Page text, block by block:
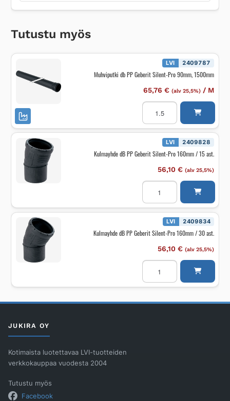
Tutustu myös
LVI 2409787
Muhviputki db PP Geberit Silent-Pro 90mm, 1500mm
65,76 € (alv 25,5%)/ M
Muhviputki
Geberit
Silent-
90mm,
1500mm
LVI 2409828
Kulmayhde dB PP Geberit Silent-Pro 160mm / 15 ast.
56,10 € (alv 25,5%)
Kulmayhde
Geberit
Silent-
160mm
/
LVI 2409834
Kulmayhde dB PP Geberit Silent-Pro 160mm / 30 ast.
56,10 € (alv 25,5%)
Kulmayhde
Geberit
160mm
JUKIRA OY
Kotimaista luotettavaa LVI-tuotteiden
verkkokauppaa vuodesta 2004
Tutustu myös
Facebook